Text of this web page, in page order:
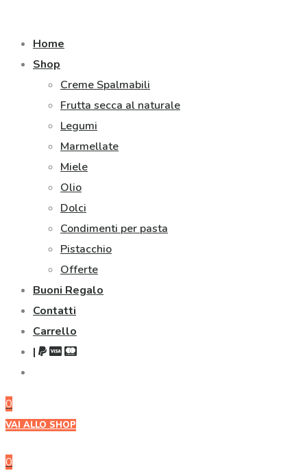
Home
Shop
Creme Spalmabili
Frutta secca al naturale
Legumi
Marmellate
Miele
Olio
Dolci
Condimenti per pasta
Pistacchio
Offerte
Buoni Regalo
Contatti
Carrello
|
0
VAI ALLO SHOP
0